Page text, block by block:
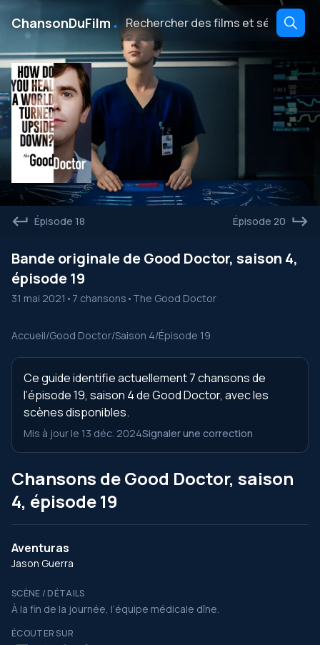
ChansonDuFilm ․
Épisode 18 Épisode 20
Bande originale de Good Doctor, saison 4,
épisode 19
31 mai 2021 • 7 chansons • The Good Doctor
Accueil/Good Doctor/Saison 4/Épisode 19
Ce guide identifie actuellement 7 chansons de
l’épisode 19, saison 4 de Good Doctor, avec les
scènes disponibles.
Mis à jour le 13 déc. 2024Signaler une correction
Chansons de Good Doctor, saison
4, épisode 19
Aventuras
Jason Guerra
SCÈNE / DÉTAILS
À la fin de la journée, l’équipe médicale dîne.
ÉCOUTER SUR